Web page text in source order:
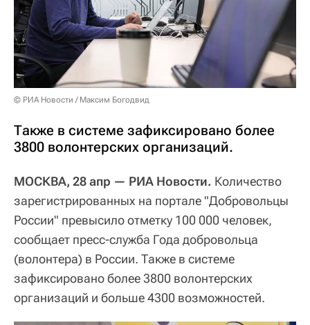
© РИА Новости / Максим Богодвид
Также в системе зафиксировано более
3800 волонтерских организаций.
МОСКВА, 28 апр — РИА Новости. Количество
зарегистрированных на портале "Добровольцы
России" превысило отметку 100 000 человек,
сообщает пресс-служба Года добровольца
(волонтера) в России. Также в системе
зафиксировано более 3800 волонтерских
организаций и больше 4300 возможностей.